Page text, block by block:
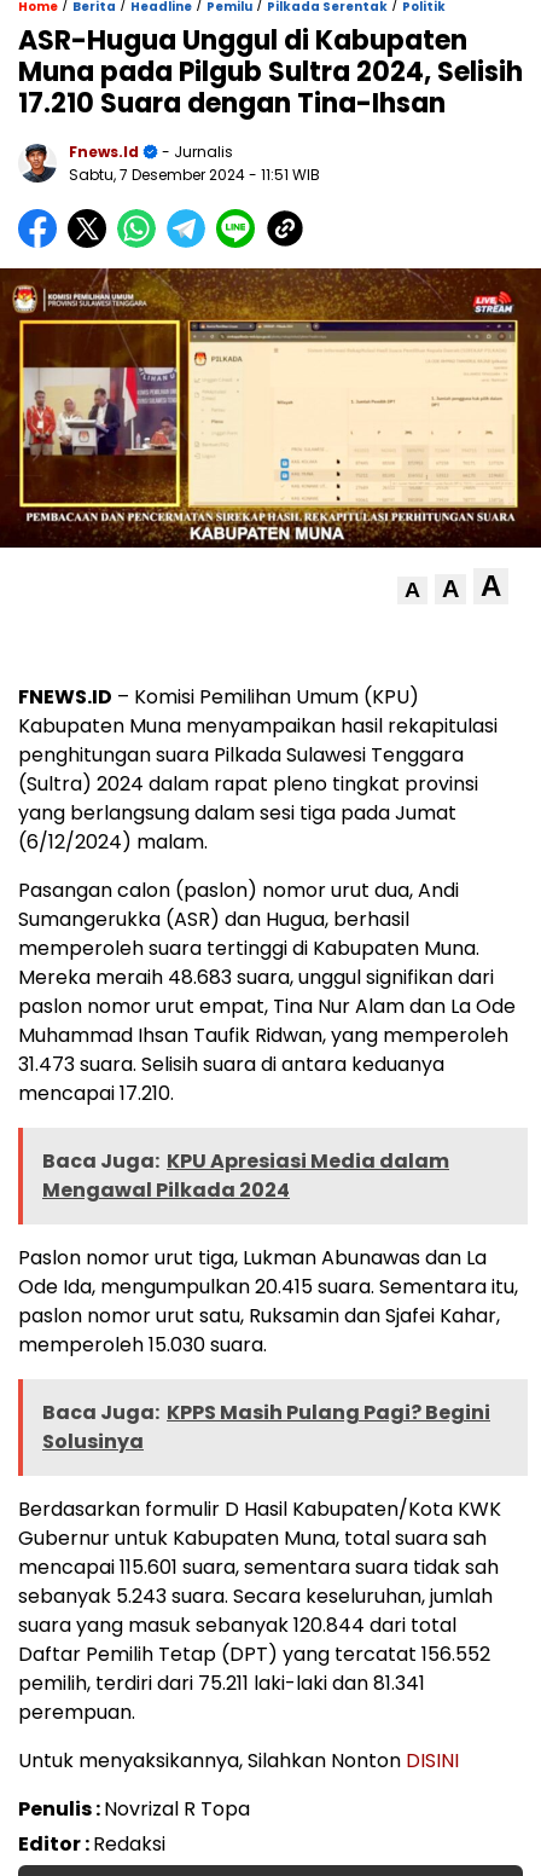
Home / Berita / Headline / Pemilu / Pilkada Serentak / Politik
ASR-Hugua Unggul di Kabupaten
Muna pada Pilgub Sultra 2024, Selisih
17.210 Suara dengan Tina-Ihsan
Fnews.id
- Jurnalis
Sabtu, 7 Desember 2024- 11:51 WIB
A A A
FNEWS.ID – Komisi Pemilihan Umum (KPU)
Kabupaten Muna menyampaikan hasil rekapitulasi
penghitungan suara Pilkada Sulawesi Tenggara
(Sultra) 2024 dalam rapat pleno tingkat provinsi
yang berlangsung dalam sesi tiga pada Jumat
(6/12/2024) malam.
Pasangan calon (paslon) nomor urut dua, Andi
Sumangerukka (ASR) dan Hugua, berhasil
memperoleh suara tertinggi di Kabupaten Muna.
Mereka meraih 48.683 suara, unggul signifikan dari
paslon nomor urut empat, Tina Nur Alam dan La Ode
Muhammad Ihsan Taufik Ridwan, yang memperoleh
31.473 suara. Selisih suara di antara keduanya
mencapai 17.210.
Baca Juga: KPU Apresiasi Media dalam
Mengawal Pilkada 2024
Paslon nomor urut tiga, Lukman Abunawas dan La
Ode Ida, mengumpulkan 20.415 suara. Sementara itu,
paslon nomor urut satu, Ruksamin dan Sjafei Kahar,
memperoleh 15.030 suara.
Baca Juga: KPPS Masih Pulang Pagi? Begini
Solusinya
Berdasarkan formulir D Hasil Kabupaten/Kota KWK
Gubernur untuk Kabupaten Muna, total suara sah
mencapai 115.601 suara, sementara suara tidak sah
sebanyak 5.243 suara. Secara keseluruhan, jumlah
suara yang masuk sebanyak 120.844 dari total
Daftar Pemilih Tetap (DPT) yang tercatat 156.552
pemilih, terdiri dari 75.211 laki-laki dan 81.341
perempuan.
Untuk menyaksikannya, Silahkan Nonton DISINI
Penulis :Novrizal R Topa
Editor :Redaksi